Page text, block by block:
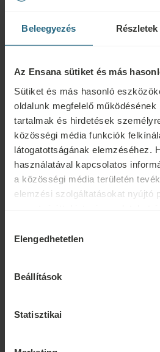
Beleegyezés Részletek
Az Ensana sütiket és más
Sütiket és más hasonló
oldalunk megfelelő
tartalmak és hirdetések
közösségi média funkciók
látogatottságának elemzéséhez.
használatával kapcsolatos
a közösségi média területén
elemzési szolgáltatásokat nyújtó
eszközöket, kérjük, folytassa a
kattintva.
kiválasztása
Elengedhetetlen
Beállítások
Statisztikai
Kérdések
Ensana szállodáinkkal vagy
Foglalja le legjobb ajánlatainkat itt.
egyszerűen csak hírlevelet szeretne kapni